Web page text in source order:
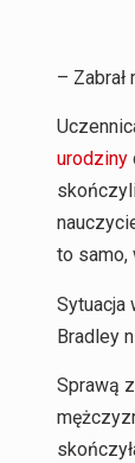
–
urodziny
to samo,
Sytuacja
Bradley
Sprawą